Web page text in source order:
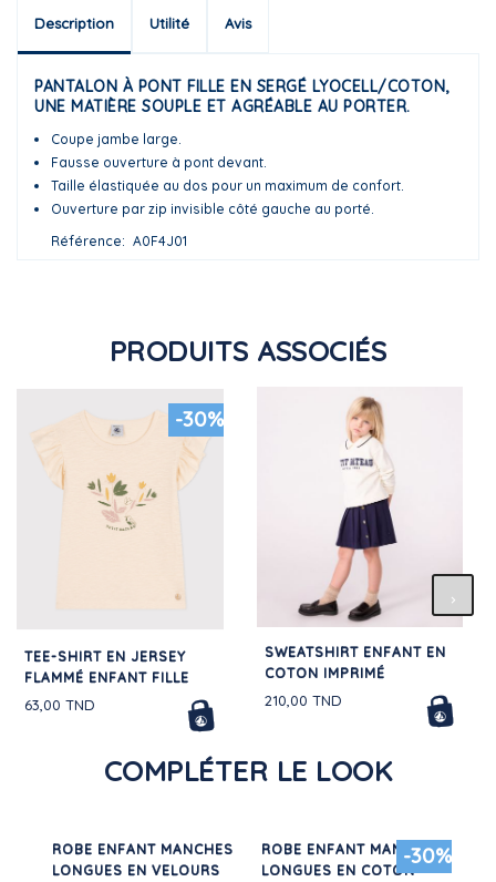
Description Utilité Avis
PANTALON À PONT FILLE EN SERGÉ LYOCELL/COTON,
UNE MATIÈRE SOUPLE ET AGRÉABLE AU PORTER.
Coupe jambe large.
Fausse ouverture à pont devant.
Taille élastiquée au dos pour un maximum de confort.
Ouverture par zip invisible côté gauche au porté.
Référence
A0F4J01
PRODUITS ASSOCIÉS
-30%
TEE-SHIRT EN JERSEY
FLAMMÉ ENFANT FILLE
63,00 TND
SWEATSHIRT ENFANT EN
COTON IMPRIMÉ
210,00 TND
COMPLÉTER LE LOOK
ROBE ENFANT MANCHES
LONGUES EN VELOURS
-30%
ROBE ENFANT MANCHES
LONGUES EN COTON